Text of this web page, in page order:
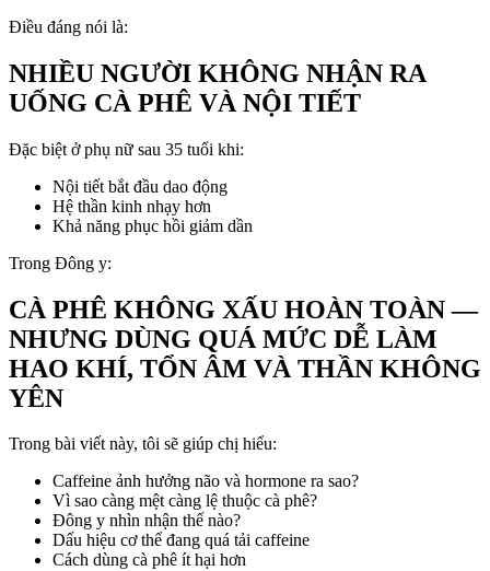
Điều đáng nói là:
NHIỀU NGƯỜI KHÔNG NHẬN RA
UỐNG CÀ PHÊ VÀ NỘI TIẾT
Đặc biệt ở phụ nữ sau 35 tuổi khi:
Nội tiết bắt đầu dao động
Hệ thần kinh nhạy hơn
Khả năng phục hồi giảm dần
Trong Đông y:
CÀ PHÊ KHÔNG XẤU HOÀN TOÀN —
NHƯNG DÙNG QUÁ MỨC DỄ LÀM
HAO KHÍ, TỔN ÂM VÀ THẦN KHÔNG
YÊN
Trong bài viết này, tôi sẽ giúp chị hiểu:
Caffeine ảnh hưởng não và hormone ra sao?
Vì sao càng mệt càng lệ thuộc cà phê?
Đông y nhìn nhận thế nào?
Dấu hiệu cơ thể đang quá tải caffeine
Cách dùng cà phê ít hại hơn